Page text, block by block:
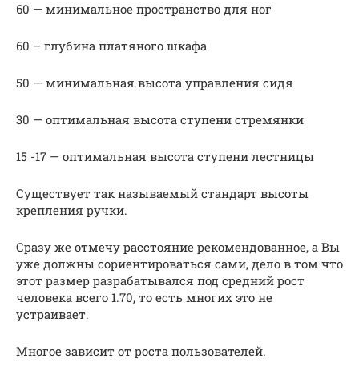
60 — минимальное пространство для ног
60 – глубина платяного шкафа
50 — минимальная высота управления сидя
30 — оптимальная высота ступени стремянки
15 -17 — оптимальная высота ступени лестницы
Существует так называемый стандарт высоты
крепления ручки.
Сразу же отмечу расстояние рекомендованное, а Вы
уже должны сориентироваться сами, дело в том что
этот размер разрабатывался под средний рост
человека всего 1.70, то есть многих это не
устраивает.
Многое зависит от роста пользователей.